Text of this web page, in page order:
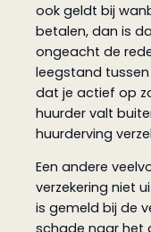
ook geldt bij
betalen, dan is
ongeacht de
leegstand
dat je actief op
huurder valt
huurderving
Een andere
verzekering niet
is gemeld bij de